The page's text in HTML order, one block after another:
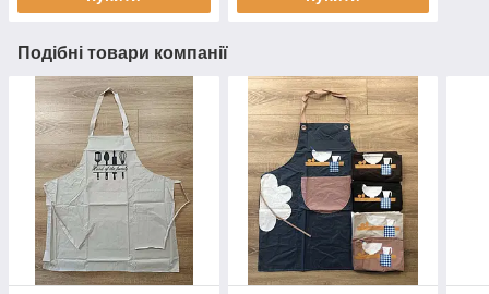
Подібні товари компанії